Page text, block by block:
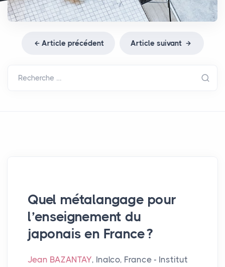
Article précédent Article suivant
Recherche …
Quel métalangage pour
l’enseignement du
japonais en France?
Jean BAZANTAY, Inalco, France - Institut